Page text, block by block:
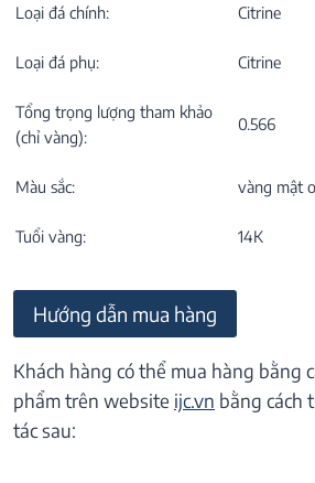
Loại đá chính: Citrine
Loại đá phụ: Citrine
Tổng trọng lượng tham khảo
(chỉ vàng):
0.566
Màu sắc: vàng mật
Tuổi vàng: 14K
Hướng dẫn mua hàng
Khách hàng có thể mua hàng bằng
phẩm trên website ijc.vn bằng cách
tác sau: